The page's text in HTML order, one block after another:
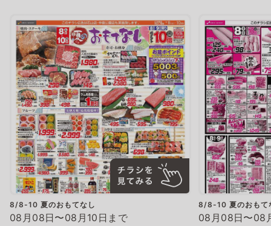
8/8-10 夏のおもてなし
08月08日〜08月10日まで
8/8-10 夏のおもて
08月08日〜08